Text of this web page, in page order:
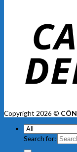
Copyright 2026 ©
Search for: